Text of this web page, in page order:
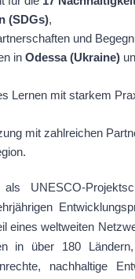
(SDGs),
und
in Odessa (Ukraine)
Lernen mit starkem
mit zahlreichen
als UNESCO-
eines weltweiten
in über 180
nachhaltige